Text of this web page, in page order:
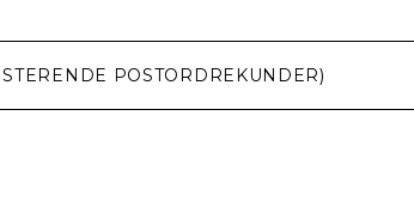
POSTORDREKUNDER)